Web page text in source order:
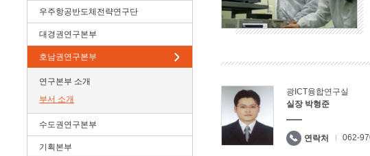
우주항공반도체전략연구단
대경권연구본부
호남권연구본부
연구본부 소개
부서 소개
수도권연구본부
기획본부
광ICT융합연구실
실장 박형준
연락처 062-